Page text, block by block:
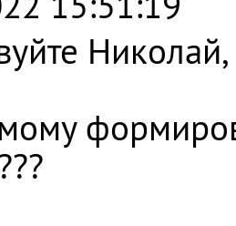
Николай,